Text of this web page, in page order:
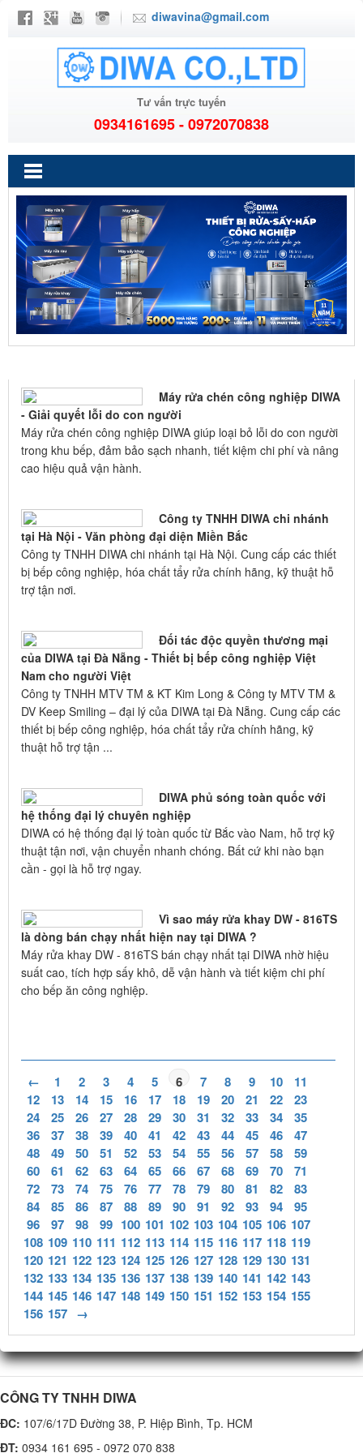
diwavina@gmail.com
Tư vấn trực tuyến
0934161695 - 0972070838
Máy rửa chén công nghiệp DIWA
- Giải quyết lỗi do con người
Máy rửa chén công nghiệp DIWA giúp loại bỏ lỗi do con người
trong khu bếp, đảm bảo sạch nhanh, tiết kiệm chi phí và nâng
cao hiệu quả vận hành.
Công ty TNHH DIWA chi nhánh
tại Hà Nội - Văn phòng đại diện Miền Bắc
Công ty TNHH DIWA chi nhánh tại Hà Nội. Cung cấp các thiết
bị bếp công nghiệp, hóa chất tẩy rửa chính hãng, kỹ thuật hỗ
trợ tận nơi.
Đối tác độc quyền thương mại
của DIWA tại Đà Nẵng - Thiết bị bếp công nghiệp Việt
Nam cho người Việt
Công ty TNHH MTV TM & KT Kim Long & Công ty MTV TM &
DV Keep Smiling – đại lý của DIWA tại Đà Nẵng. Cung cấp các
thiết bị bếp công nghiệp, hóa chất tẩy rửa chính hãng, kỹ
thuật hỗ trợ tận ...
DIWA phủ sóng toàn quốc với
hệ thống đại lý chuyên nghiệp
DIWA có hệ thống đại lý toàn quốc từ Bắc vào Nam, hỗ trợ kỹ
thuật tận nơi, vận chuyển nhanh chóng. Bất cứ khi nào bạn
cần - gọi là hỗ trợ ngay.
Vì sao máy rửa khay DW - 816TS
là dòng bán chạy nhất hiện nay tại DIWA ?
Máy rửa khay DW - 816TS bán chạy nhất tại DIWA nhờ hiệu
suất cao, tích hợp sấy khô, dễ vận hành và tiết kiệm chi phí
cho bếp ăn công nghiệp.
← 1 2 3 4 5 6 7 8 9 10
11
12
13 14 15 16 17 18 19 20 21 22
23
24
25 26 27 28 29 30 31 32 33 34
35
36
37 38 39 40 41 42 43 44 45 46
47
48
49 50 51 52 53 54 55 56 57 58
59
60
61 62 63 64 65 66 67 68 69 70
71
72
73 74 75 76 77 78 79 80 81 82
83
84
85 86 87 88 89 90 91 92 93 94
95
96
97 98 99 100 101 102 103 104 105 106 107
108 109 110 111 112 113 114 115 116 117 118 119
120 121 122 123 124 125 126 127 128 129 130 131
132 133 134 135 136 137 138 139 140 141 142 143
144 145 146 147 148 149 150 151 152 153 154 155
156 157 →
CÔNG TY TNHH DIWA
ĐC: 107/6/17D Đường 38, P. Hiệp Bình, Tp. HCM
ĐT: 0934 161 695 - 0972 070 838